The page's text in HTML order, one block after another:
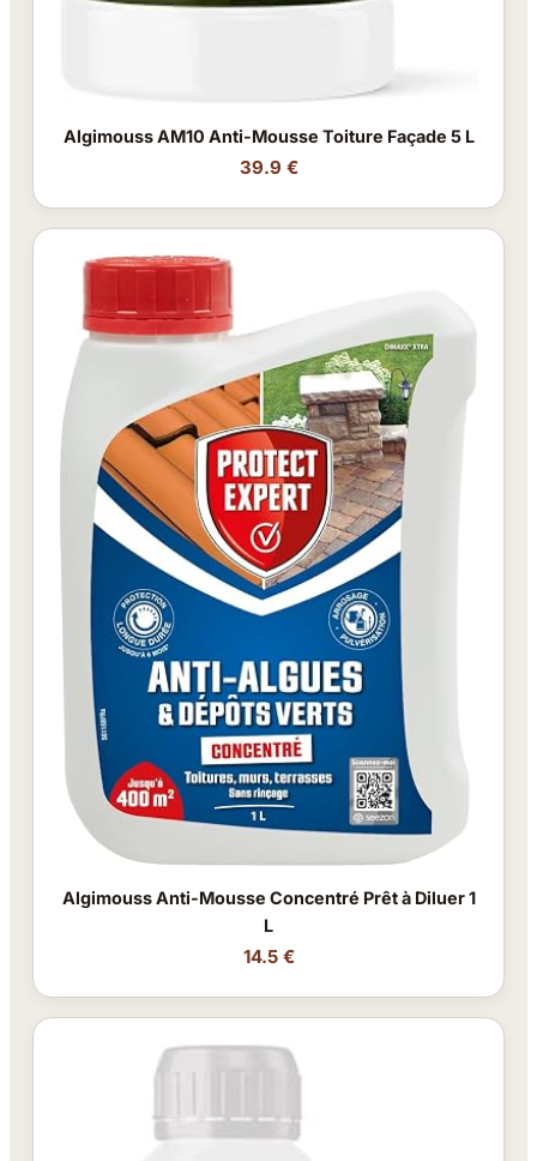
Algimouss AM10 Anti-Mousse Toiture Façade 5 L
39.9 €
Algimouss Anti-Mousse Concentré Prêt à Diluer 1
L
14.5 €